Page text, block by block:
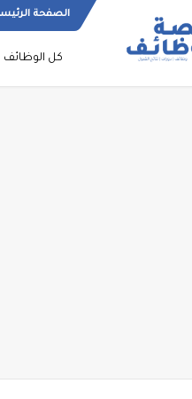
الصفحة
كل الوظائف